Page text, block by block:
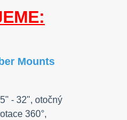
Mounts
- 32", otočný
360°,